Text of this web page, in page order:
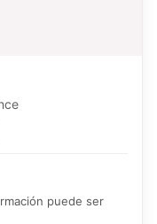
puede ser